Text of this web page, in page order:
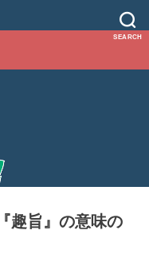
SEARCH
趣旨』の意味の